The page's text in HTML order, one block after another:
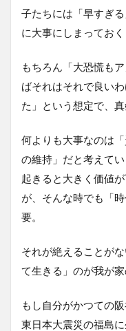
子たちには「早すぎ
に大事にしまっておく
もちろん「大恐慌も
ばそれはそれで良い
た」という想定で、
何よりも大事なのは
の維持」だと考えて
起きると大きく価値
が、そんな時でも「
要。
それが絶えることが
て生きる」のが我が家
もし自分がかつての
東日本大震災の福島